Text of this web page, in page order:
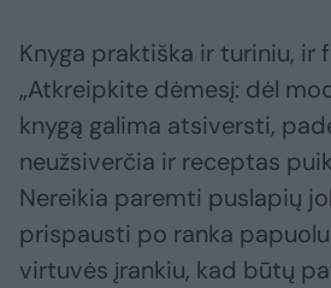
Knyga praktiška ir turiniu, ir
„Atkreipkite dėmesį: dėl
knygą galima atsiversti,
neužsiverčia ir receptas
Nereikia paremti puslapių
prispausti po ranka
virtuvės įrankiu, kad būtų